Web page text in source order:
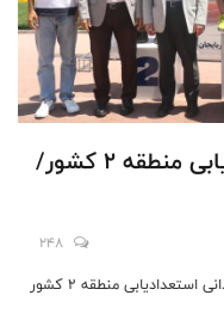
مسابقات دو و میدانی استعدادیابی منطقه 2 کشور/
248
استان زنجان به مقام نخست مسابقات دو و میدانی استعدادیابی منطقه 2 کشور